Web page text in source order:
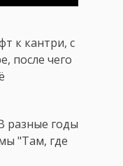
к кантри, с
после чего
разные годы
"Там, где